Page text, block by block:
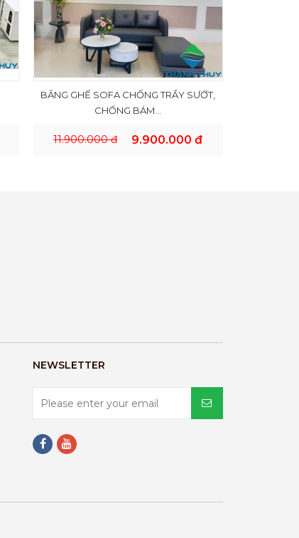
BĂNG GHẾ SOFA CHỐNG TRẦY SƯỚT,
CHỐNG BÁM...
11.900.000 đ 9.900.000 đ
NEWSLETTER